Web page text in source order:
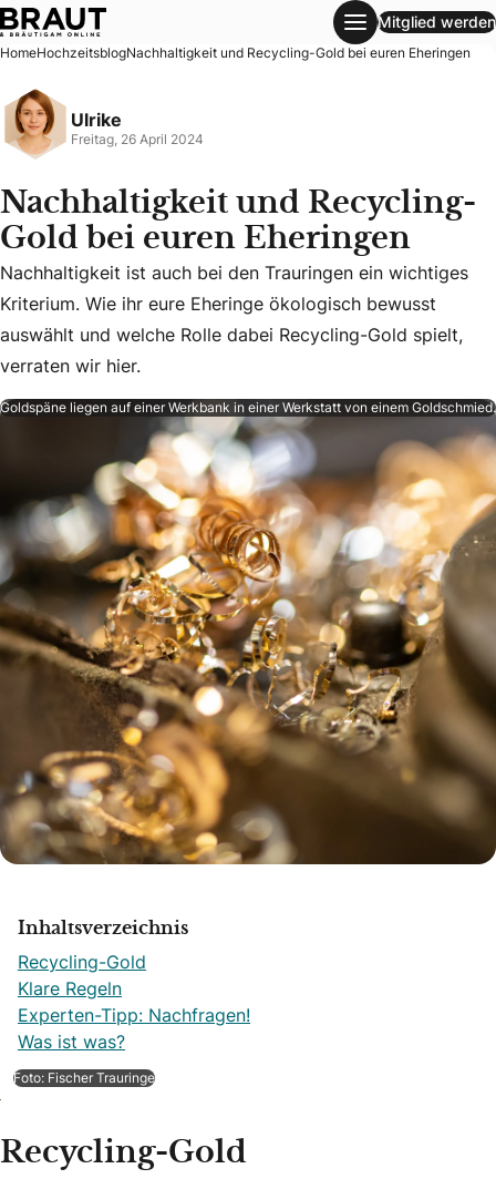
Nachhaltigkeit und Recycling-Gold bei euren Eheringen
Mitglied werden
HomeHochzeitsblogNachhaltigkeit und Recycling-Gold bei euren Eheringen
Ulrike
Freitag, 26 April 2024
Nachhaltigkeit und Recycling-
Gold bei euren Eheringen
Nachhaltigkeit ist auch bei den Trauringen ein wichtiges
Nachhaltigkeit ist auch bei den Trauringen ein wichtiges
Kriterium. Wie ihr eure Eheringe ökologisch bewusst
auswählt und welche Rolle dabei Recycling-Gold spielt,
verraten wir hier.
Goldspäne liegen auf einer Werkbank in einer Werkstatt von einem Goldschmied.
Inhaltsverzeichnis
Recycling-Gold
Klare Regeln
Experten-Tipp: Nachfragen!
Was ist was?
Foto: Fischer Trauringe
Recycling-Gold